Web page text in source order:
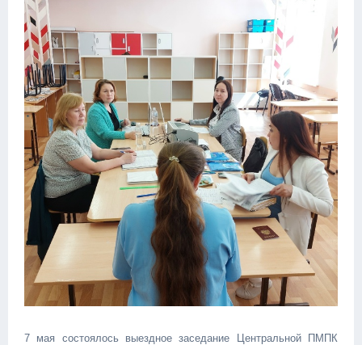
7 мая состоялось выездное заседание Центральной ПМПК